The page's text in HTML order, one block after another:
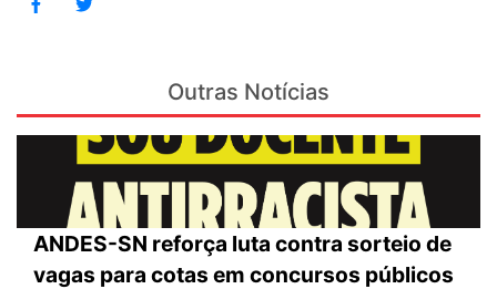
Outras Notícias
ANDES-SN reforça luta contra sorteio de
vagas para cotas em concursos públicos